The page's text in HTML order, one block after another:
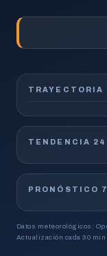
TRAYECTORIA
TENDENCIA 24
PRONÓSTICO
Datos meteorológicos:
Actualización cada 30 min